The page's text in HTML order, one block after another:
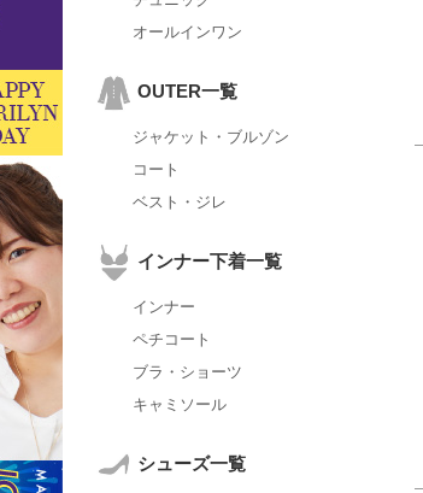
オールインワン
OUTER一覧
ジャケット・ブルゾン
コート
ベスト・ジレ
インナー下着一覧
インナー
ペチコート
ブラ・ショーツ
キャミソール
シューズ一覧